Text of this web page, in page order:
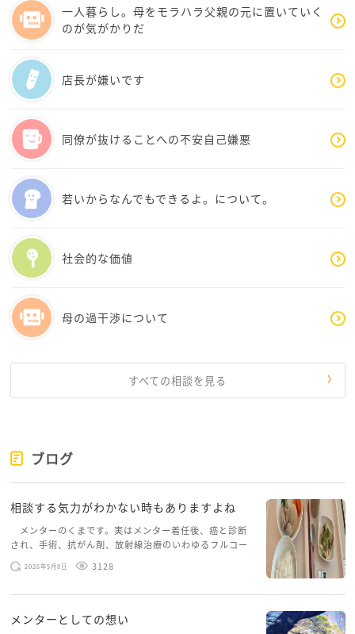
一人暮らし。母をモラハラ父親の元に置いていく
のが気がかりだ
店長が嫌いです
同僚が抜けることへの不安自己嫌悪
若いからなんでもできるよ。について。
社会的な価値
母の過干渉について
すべての相談を見る
ブログ
相談する気力がわかない時もありますよね
メンターのくまです。実はメンター着任後、癌と診断
され、手術、抗がん剤、放射線治療のいわゆるフルコー
スを体験していて、しばらくメンターカフェに来られて
いませんでした。体力だけでなく、気力も落ちパソコン
2026年5月8日 3128
メンターとしての想い